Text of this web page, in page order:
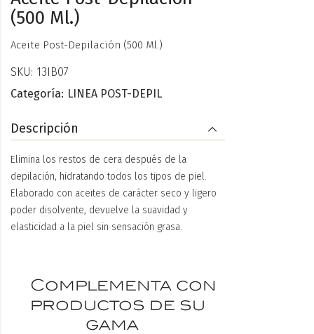
(500 Ml.)
Aceite Post-Depilación (500 Ml.)
SKU: 13IB07
Categoría: LINEA POST-DEPIL
Descripción
Elimina los restos de cera después de la
depilación, hidratando todos los tipos de piel.
Elaborado con aceites de carácter seco y ligero
poder disolvente, devuelve la suavidad y
elasticidad a la piel sin sensación grasa.
Complementa con
productos de su
gama